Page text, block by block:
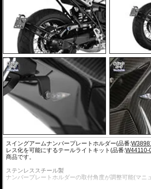
スイングアームナンバープレートホルダー(品番:
レス化を可能にするテールライトキット(品番:W44110-
商品です。
ステンレススチール製
ナンバープレートホルダーの取付角度が調整可能(マニ